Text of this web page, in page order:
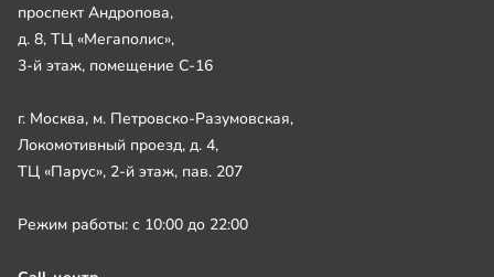
проспект Андропова,
д. 8, ТЦ «Мегаполис»,
3-й этаж, помещение С-16
г. Москва, м. Петровско-Разумовская,
Локомотивный проезд, д. 4,
ТЦ «Парус», 2-й этаж, пав. 207
Режим работы: с 10:00 до 22:00